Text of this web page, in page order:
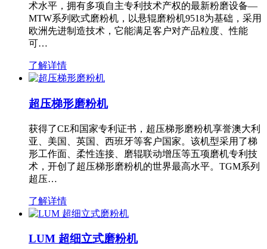
术水平，拥有多项自主专利技术产权的最新粉磨设备—
MTW系列欧式磨粉机，以悬辊磨粉机9518为基础，采用
欧洲先进制造技术，它能满足客户对产品粒度、性能
可…
了解详情
超压梯形磨粉机
获得了CE和国家专利证书，超压梯形磨粉机享誉澳大利
亚、美国、英国、西班牙等客户国家。该机型采用了梯
形工作面、柔性连接、磨辊联动增压等五项磨机专利技
术，开创了超压梯形磨粉机的世界最高水平。TGM系列
超压…
了解详情
LUM 超细立式磨粉机